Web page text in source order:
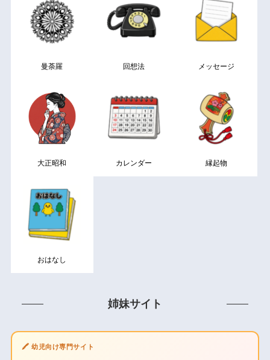
曼荼羅 回想法 メッセージ
大正昭和 カレンダー 縁起物
おはなし
姉妹サイト
🖍️ 幼児向け専門サイト